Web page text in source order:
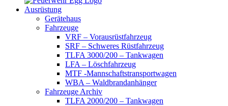
Ausrüstung
Gerätehaus
Fahrzeuge
VRF – Vorausrüstfahrzeug
SRF – Schweres Rüstfahrzeug
TLFA 3000/200 – Tankwagen
LFA – Löschfahrzeug
MTF -Mannschaftstransportwagen
WBA – Waldbrandanhänger
Fahrzeuge Archiv
TLFA 2000/200 – Tankwagen